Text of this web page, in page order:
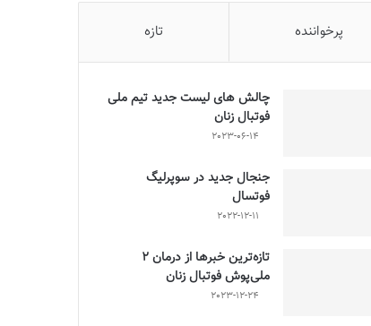
پرخواننده تازه
چالش هاى ليست جدید تيم ملى
فوتبال زنان
2023-06-14
جنجال جدید در سوپرلیگ
فوتسال
2022-12-11
تازه‌ترین خبرها از درمان ۲
ملی‌پوش فوتبال زنان
2023-12-24